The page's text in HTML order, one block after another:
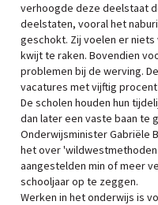
verhoogde deze deelstaat
deelstaten, vooral het
geschokt. Zij voelen er
kwijt te raken. Bovendien
problemen bij de werving.
vacatures met vijftig
De scholen houden hun
dan later een vaste baan te
Onderwijsminister Gabriële
het over
aangestelden min of meer
schooljaar op te zeggen.
Werken in het onderwijs is